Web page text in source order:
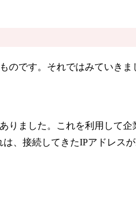
のです。それではみていきま
りました。これを利用して
、接続してきたIPアドレ